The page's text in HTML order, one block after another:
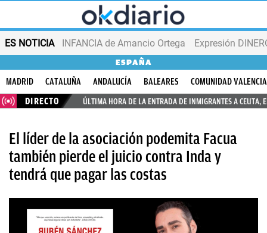
ES NOTICIA INFANCIA de Amancio Ortega Expresión
ESPAÑA
MADRID CATALUÑA ANDALUCÍA BALEARES
COMUNIDAD
DIRECTO
ÚLTIMA HORA DE LA ENTRADA DE INMIGRANTES A CEUTA,
El líder de la asociación podemita Facua
también pierde el juicio contra Inda y
tendrá que pagar las costas